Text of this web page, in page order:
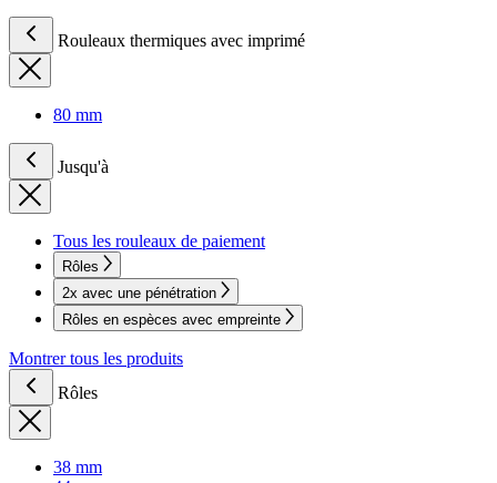
Rouleaux thermiques avec imprimé
80 mm
Jusqu'à
Tous les rouleaux de paiement
Rôles
2x avec une pénétration
Rôles en espèces avec empreinte
Montrer tous les produits
Rôles
38 mm